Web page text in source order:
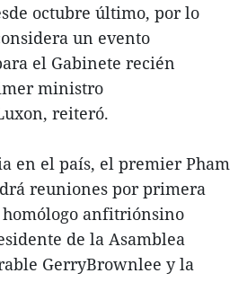
octubre último, por lo
un evento
el Gabinete recién
ministro
reiteró.
en el país, el premier Pham
reuniones por primera
homólogo anfitriónsino
de la Asamblea
GerryBrownlee y la